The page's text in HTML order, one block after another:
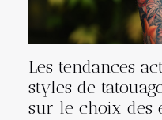
Les tendances
styles de
sur le choix des